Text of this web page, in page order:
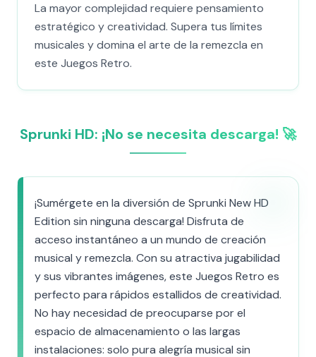
La mayor complejidad requiere pensamiento
estratégico y creatividad. Supera tus límites
musicales y domina el arte de la remezcla en
este Juegos Retro.
Sprunki HD: ¡No se necesita descarga! 🚀
¡Sumérgete en la diversión de Sprunki New HD
Edition sin ninguna descarga! Disfruta de
acceso instantáneo a un mundo de creación
musical y remezcla. Con su atractiva jugabilidad
y sus vibrantes imágenes, este Juegos Retro es
perfecto para rápidos estallidos de creatividad.
No hay necesidad de preocuparse por el
espacio de almacenamiento o las largas
instalaciones: solo pura alegría musical sin